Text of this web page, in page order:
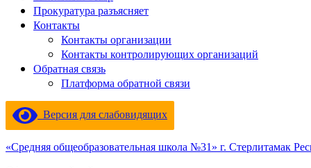
Прокуратура разъясняет
Контакты
Контакты организации
Контакты контролирующих организаций
Обратная связь
Платформа обратной связи
Версия для слабовидящих
«Средняя общеобразовательная школа №31» г. Стерлитамак